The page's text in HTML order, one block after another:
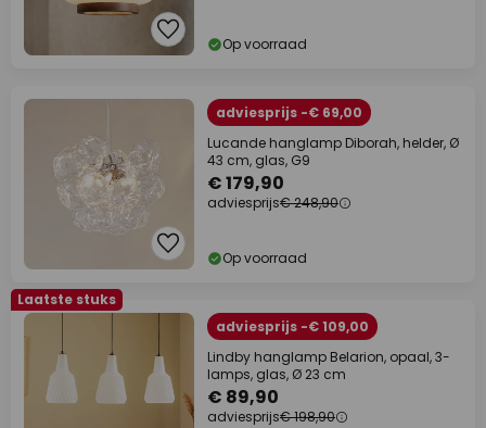
Op voorraad
adviesprijs -€ 69,00
Lucande hanglamp Diborah, helder, Ø
43 cm, glas, G9
€ 179,90
adviesprijs€ 248,90
Op voorraad
Laatste stuks
adviesprijs -€ 109,00
Lindby hanglamp Belarion, opaal, 3-
lamps, glas, Ø 23 cm
€ 89,90
adviesprijs€ 198,90